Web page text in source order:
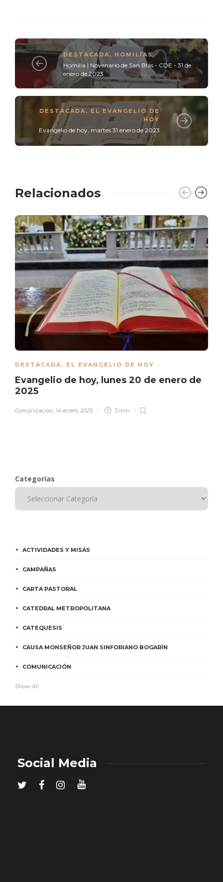
DESTACADA, HOMILÍAS
Homilía | Novenario de San Blás - CDE - 31 de
enero de 2023
DESTACADA, EL EVANGELIO DE
HOY
Evangelio de hoy, martes 31 enero de 2023
Relacionados
DESTACADA, EL EVANGELIO DE HOY
Evangelio de hoy, lunes 20 de enero de
2025
Comunicación, 14 enero, 2025 3 min
Categorías
ACTIVIDADES Y MISAS
CAMPAÑAS
CARTA PASTORAL
CATEDRAL METROPOLITANA
CATEQUESIS
CAUSA MONSEÑOR JUAN SINFORIANO BOGARÍN
COMUNICACIÓN
Show All
Social Media